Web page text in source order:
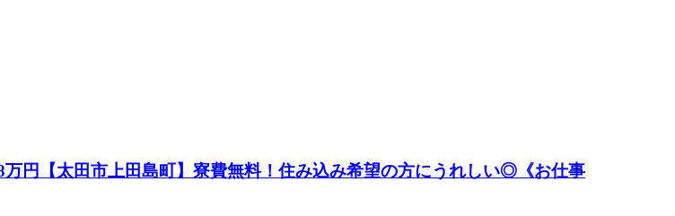
円【太田市上田島町】寮費無料！住み込み希望の方にうれしい◎《お仕事